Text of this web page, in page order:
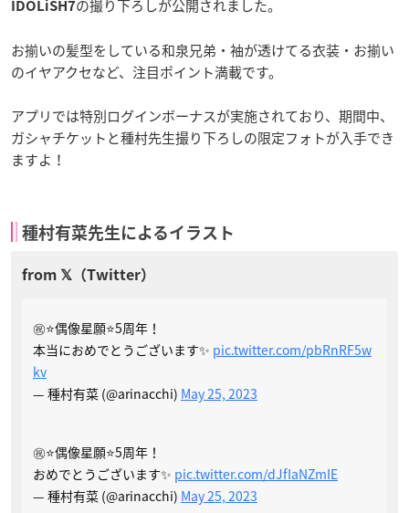
IDOLiSH7の撮り下ろしが公開されました。
お揃いの髪型をしている和泉兄弟・袖が透けてる衣装・お揃い
のイヤアクセなど、注目ポイント満載です。
アプリでは特別ログインボーナスが実施されており、期間中、
ガシャチケットと種村先生撮り下ろしの限定フォトが入手でき
ますよ！
種村有菜先生によるイラスト
㊗️⭐️偶像星願⭐️5周年！
本当におめでとうございます✨ pic.twitter.com/pbRnRF5w
kv
— 種村有菜 (@arinacchi) May 25, 2023
㊗️⭐️偶像星願⭐️5周年！
おめでとうございます✨ pic.twitter.com/dJfIaNZmIE
— 種村有菜 (@arinacchi) May 25, 2023